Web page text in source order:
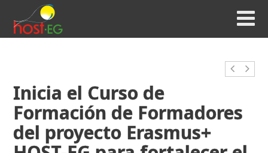
Inicia el Curso de
Formación de Formadores
del proyecto Erasmus+